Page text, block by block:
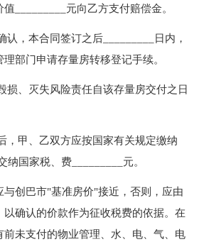
_________元向乙方支付赔偿金。
，本合同签订之后_________日内，
部门申请存量房转移登记手续。
、灭失风险责任自该存量房交付之日
甲、乙双方应按国家有关规定缴纳
国家税、费_________元。
创巴市"基准房价"接近，否则，应由
以确认的价款作为征收税费的依据。在
前未支付的物业管理、水、电、气、电